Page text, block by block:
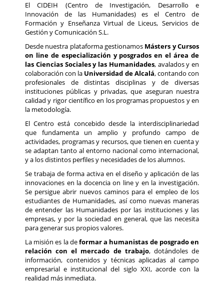
El CIDEIH (Centro de Investigación, Desarrollo e
Innovación de las Humanidades) es el Centro de
Formación y Enseñanza Virtual de Liceus, Servicios de
Gestión y Comunicación S.L.
Desde nuestra plataforma gestionamos Másters y Cursos
on line de especialización y posgrados en el área de
las Ciencias Sociales y las Humanidades, avalados y en
colaboración con la Universidad de Alcalá, contando con
profesionales de distintas disciplinas y de diversas
instituciones públicas y privadas, que aseguran nuestra
calidad y rigor científico en los programas propuestos y en
la metodología.
El Centro está concebido desde la interdisciplinariedad
que fundamenta un amplio y profundo campo de
actividades, programas y recursos, que tienen en cuenta y
se adaptan tanto al entorno nacional como internacional,
y a los distintos perfiles y necesidades de los alumnos.
Se trabaja de forma activa en el diseño y aplicación de las
innovaciones en la docencia on line y en la investigación.
Se persigue abrir nuevos caminos para el empleo de los
estudiantes de Humanidades, así como nuevas maneras
de entender las Humanidades por las instituciones y las
empresas, y por la sociedad en general, que las necesita
para generar sus propios valores.
La misión es la deformar a humanistas de posgrado en
relación con el mercado de trabajo, dotándoles de
información, contenidos y técnicas aplicadas al campo
empresarial e institucional del siglo XXI, acorde con la
realidad más inmediata.